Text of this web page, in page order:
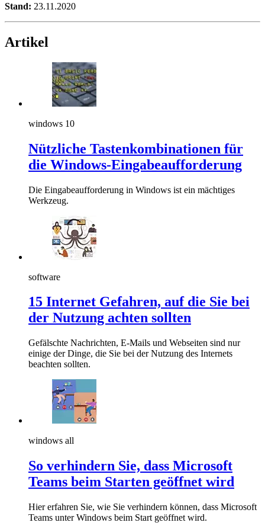
Stand: 23.11.2020
Artikel
windows 10
Nützliche Tastenkombinationen für
die Windows-Eingabeaufforderung
Die Eingabeaufforderung in Windows ist ein mächtiges
Werkzeug.
software
15 Internet Gefahren, auf die Sie bei
der Nutzung achten sollten
Gefälschte Nachrichten, E-Mails und Webseiten sind nur
einige der Dinge, die Sie bei der Nutzung des Internets
beachten sollten.
windows all
So verhindern Sie, dass Microsoft
Teams beim Starten geöffnet wird
Hier erfahren Sie, wie Sie verhindern können, dass Microsoft
Teams unter Windows beim Start geöffnet wird.